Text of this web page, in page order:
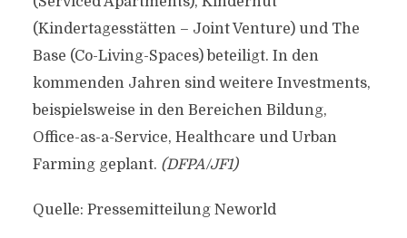
(Kindertagesstätten – Joint Venture) und The
Base (Co-Living-Spaces) beteiligt. In den
kommenden Jahren sind weitere Investments,
beispielsweise in den Bereichen Bildung,
Office-as-a-Service, Healthcare und Urban
Farming geplant. (DFPA/JF1)
Quelle: Pressemitteilung Neworld